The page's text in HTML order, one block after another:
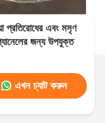
প্রতিরোধের এবং মসৃণ
প্যানেলের জন্য উপযুক্ত
এখন চ্যাট করুন